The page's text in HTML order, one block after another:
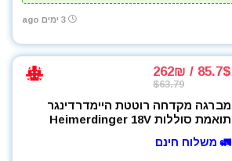
3 ימים ago
85.7$ / 262₪
$63.79
מברגה מקדחה רוטטת היימדרדינגר
תואמת סוללות Heimerdinger 18V
🚛 משלוח חינם